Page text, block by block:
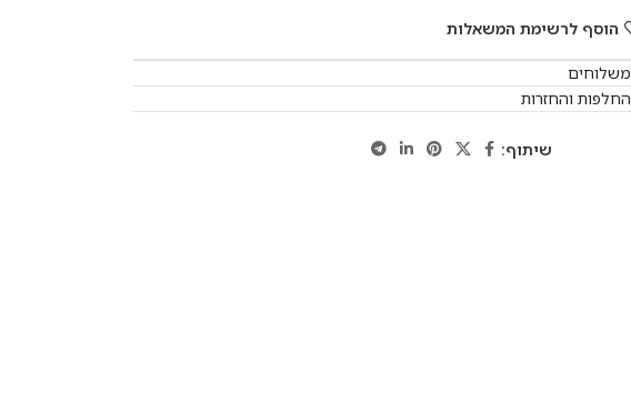
הוסף לרשימת המשאלות
משלוחים
החלפות והחזרות
שיתוף: